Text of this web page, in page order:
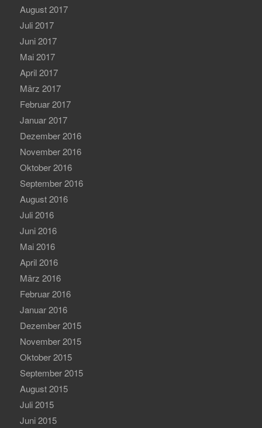
August 2017
Juli 2017
Juni 2017
Mai 2017
April 2017
März 2017
Februar 2017
Januar 2017
Dezember 2016
November 2016
Oktober 2016
September 2016
August 2016
Juli 2016
Juni 2016
Mai 2016
April 2016
März 2016
Februar 2016
Januar 2016
Dezember 2015
November 2015
Oktober 2015
September 2015
August 2015
Juli 2015
Juni 2015